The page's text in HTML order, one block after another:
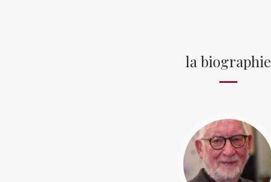
la biographie